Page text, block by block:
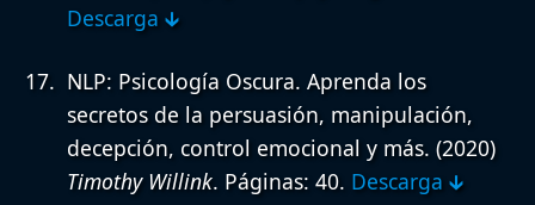
Descarga 🡳
NLP: Psicología Oscura. Aprenda los
secretos de la persuasión, manipulación,
decepción, control emocional y más. (2020)
Timothy Willink. Páginas: 40. Descarga 🡳